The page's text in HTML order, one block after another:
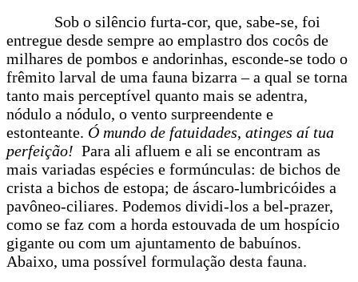
Sob o silêncio furta-cor, que, sabe-se, foi
entregue desde sempre ao emplastro dos cocôs de
milhares de pombos e andorinhas, esconde-se todo o
frêmito larval de uma fauna bizarra – a qual se torna
tanto mais perceptível quanto mais se adentra,
nódulo a nódulo, o vento surpreendente e
estonteante. Ó mundo de fatuidades, atinges aí tua
perfeição! Para ali afluem e ali se encontram as
mais variadas espécies e formúnculas: de bichos de
crista a bichos de estopa; de áscaro-lumbricóides a
pavôneo-ciliares. Podemos dividi-los a bel-prazer,
como se faz com a horda estouvada de um hospício
gigante ou com um ajuntamento de babuínos.
Abaixo, uma possível formulação desta fauna.